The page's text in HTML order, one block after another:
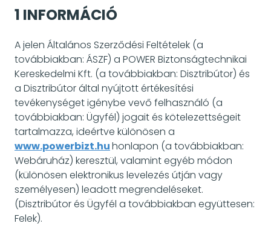
1 INFORMÁCIÓ
A jelen Általános Szerződési Feltételek (a
továbbiakban: ÁSZF) a POWER Biztonságtechnikai
Kereskedelmi Kft. (a továbbiakban: Disztribútor) és
a Disztribútor által nyújtott értékesítési
tevékenységet igénybe vevő felhasználó (a
továbbiakban: Ügyfél) jogait és kötelezettségeit
tartalmazza, ideértve különösen a
www.powerbizt.huhonlapon (a továbbiakban:
Webáruház) keresztül, valamint egyéb módon
(különösen elektronikus levelezés útján vagy
személyesen) leadott megrendeléseket.
(Disztribútor és Ügyfél a továbbiakban együttesen:
Felek).